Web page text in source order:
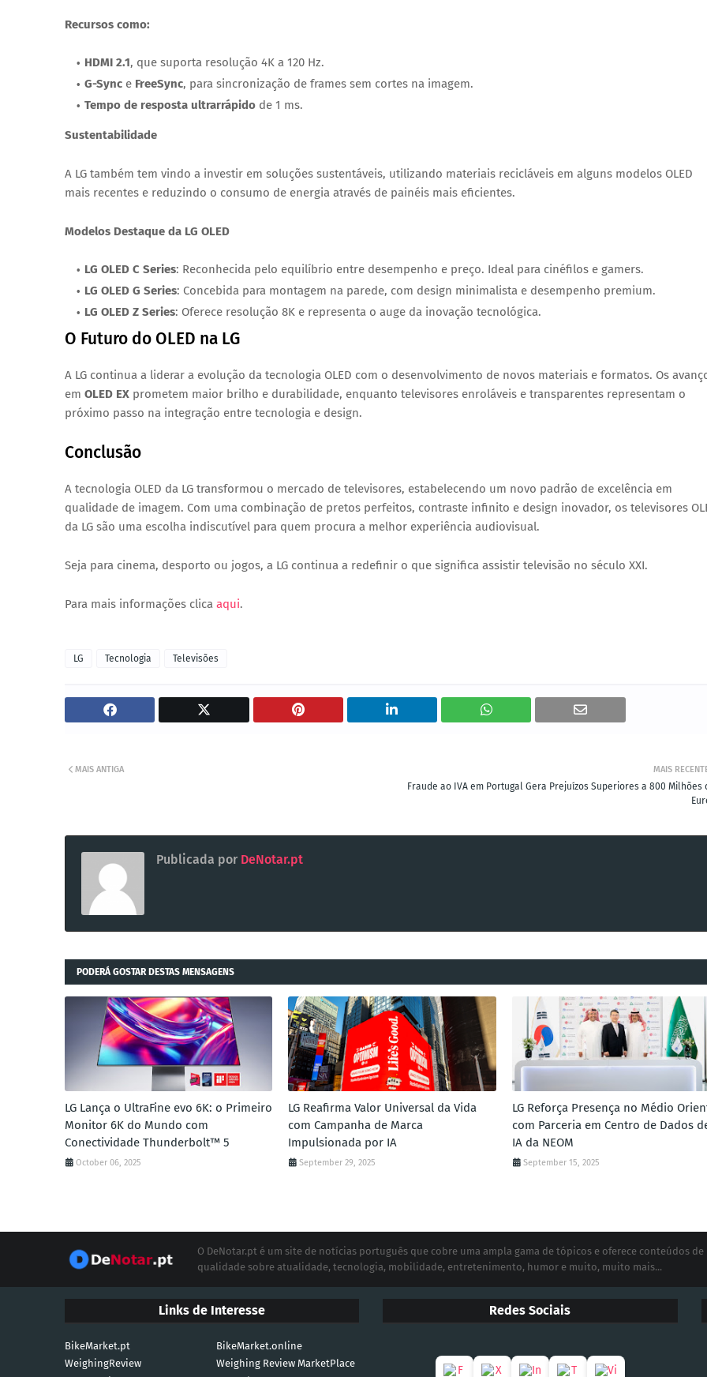
Recursos como:
HDMI 2.1, que suporta resolução 4K a 120 Hz.
G-Sync e FreeSync, para sincronização de frames sem cortes na imagem.
Tempo de resposta ultrarrápido de 1 ms.
Sustentabilidade
A LG também tem vindo a investir em soluções sustentáveis, utilizando materiais recicláveis em alguns modelos OLED
mais recentes e reduzindo o consumo de energia através de painéis mais eficientes.
Modelos Destaque da LG OLED
LG OLED C Series: Reconhecida pelo equilíbrio entre desempenho e preço. Ideal para cinéfilos e gamers.
LG OLED G Series: Concebida para montagem na parede, com design minimalista e desempenho premium.
LG OLED Z Series: Oferece resolução 8K e representa o auge da inovação tecnológica.
O Futuro do OLED na LG
A LG continua a liderar a evolução da tecnologia OLED com o desenvolvimento de novos materiais e formatos. Os
em OLED EX prometem maior brilho e durabilidade, enquanto televisores enroláveis e transparentes representam o
próximo passo na integração entre tecnologia e design.
Conclusão
A tecnologia OLED da LG transformou o mercado de televisores, estabelecendo um novo padrão de excelência em
qualidade de imagem. Com uma combinação de pretos perfeitos, contraste infinito e design inovador, os televisores
da LG são uma escolha indiscutível para quem procura a melhor experiência audiovisual.
Seja para cinema, desporto ou jogos, a LG continua a redefinir o que significa assistir televisão no século XXI.
Para mais informações clica aqui.
LG Tecnologia Televisões
MAIS
Fraude ao IVA em Portugal Gera Prejuízos Superiores a 800 Milhões
MAIS ANTIGA
Publicada por DeNotar.pt
PODERÁ GOSTAR DESTAS MENSAGENS
LG Lança o UltraFine evo 6K: o Primeiro
Monitor 6K do Mundo com
Conectividade Thunderbolt™ 5
October 06, 2025
LG Reafirma Valor Universal da Vida
com Campanha de Marca
Impulsionada por IA
September 29, 2025
LG Reforça Presença no Médio
com Parceria em Centro de Dados
IA da NEOM
September 15, 2025
O DeNotar.pt é um site de notícias português que cobre uma ampla gama de tópicos e oferece conteúdos de
qualidade sobre atualidade, tecnologia, mobilidade, entretenimento, humor e muito, muito mais...
Links de Interesse
BikeMarket.pt
BikeMarket.online
WeighingReview
Weighing Review MarketPlace
Redes Sociais